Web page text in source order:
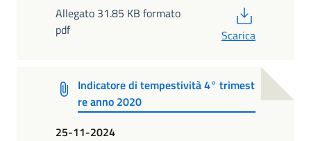
Allegato 31.85 KB formato
pdf
Scarica
Indicatore di tempestività 4° trimest
re anno 2020
25-11-2024